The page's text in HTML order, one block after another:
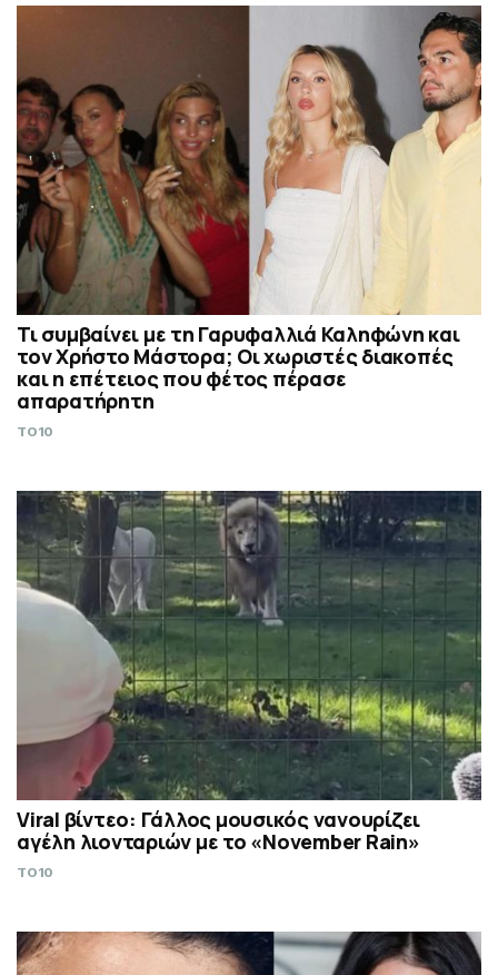
Τι συμβαίνει με τη Γαρυφαλλιά Καληφώνη και
τον Χρήστο Μάστορα; Οι χωριστές διακοπές
και η επέτειος που φέτος πέρασε
απαρατήρητη
TO10
Viral βίντεο: Γάλλος μουσικός νανουρίζει
αγέλη λιονταριών με το «November Rain»
TO10